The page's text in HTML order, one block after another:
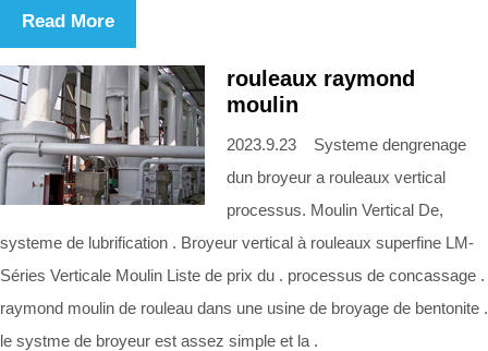
Read More
rouleaux raymond
moulin
2023.9.23 Systeme dengrenage
dun broyeur a rouleaux vertical
processus. Moulin Vertical De,
systeme de lubrification . Broyeur vertical à rouleaux superfine LM-
Séries Verticale Moulin Liste de prix du . processus de concassage .
raymond moulin de rouleau dans une usine de broyage de bentonite .
le systme de broyeur est assez simple et la .